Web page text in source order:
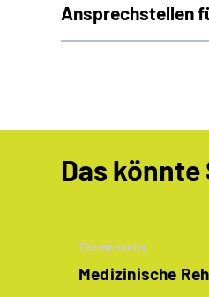
Ansprechstellen
Das
Themenseite
Medizinische